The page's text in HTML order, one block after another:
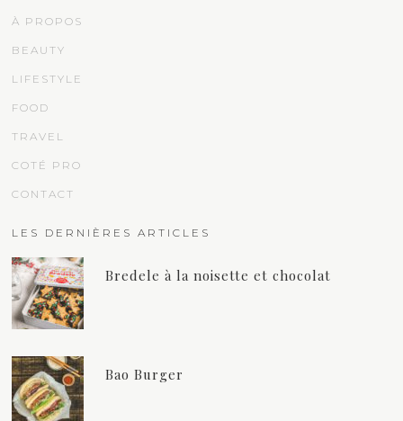
À PROPOS
BEAUTY
LIFESTYLE
FOOD
TRAVEL
COTÉ PRO
CONTACT
LES DERNIÈRES ARTICLES
Bredele à la noisette et chocolat
Bao Burger